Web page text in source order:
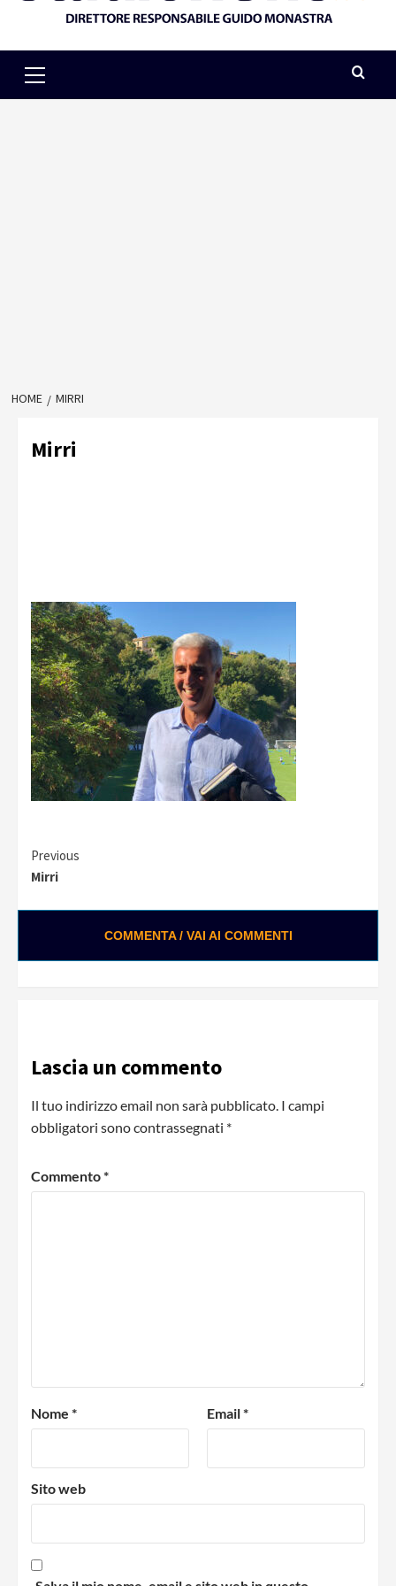
Menu
HOME MIRRI
Mirri
Continue
Previous
Mirri
COMMENTA / VAI AI COMMENTI
Lascia un commento
Il tuo indirizzo email non sarà pubblicato. I campi
obbligatori sono contrassegnati *
Commento*
Nome * Email*
Sito web